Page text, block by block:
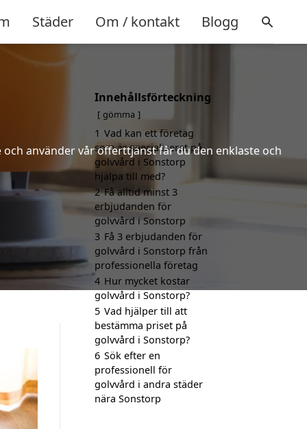
Städer Om / kontakt Blogg
använder vår offerttjänst får du den enklaste och
Innehållsförteckning
gömma
1 Vad kan ett företag
som är specialiserat på
golvvård i Sonstorp
hjälpa till med?
2 Få alltid minst 3
erbjudanden för
golvvård i Sonstorp
3 Få 3 erbjudanden för
golvvård i Sonstorp från
professionella företag
4 Hur mycket kostar
golvvård i Sonstorp?
5 Vad hjälper till att
bestämma priset på
golvvård i Sonstorp?
6 Sök efter en
professionell för
golvvård i andra städer
nära Sonstorp